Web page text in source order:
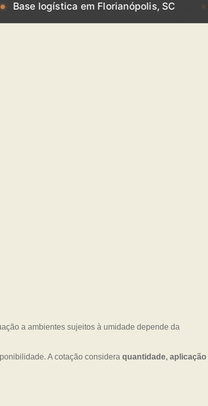
em Florianópolis, SC Base
a ambientes sujeitos à umidade depende da
A cotação considera quantidade, aplicação